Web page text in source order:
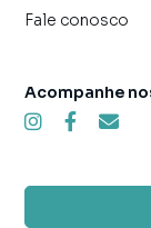
Fale conosco
Acompanhe